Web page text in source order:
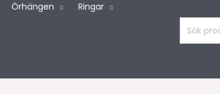
Örhängen Ringar
Sök
produkt